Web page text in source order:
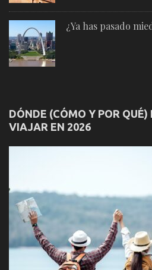
¿Ya has pasado
DÓNDE (CÓMO Y POR QUÉ)
VIAJAR EN 2026